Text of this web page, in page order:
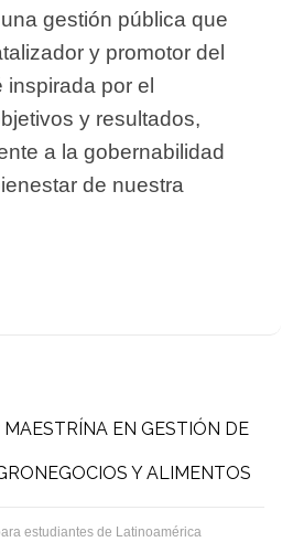
gestión pública que
y promotor del
por el
y resultados,
a la gobernabilidad
de nuestra
MAESTRÍNA EN GESTIÓN DE
Y ALIMENTOS
estudiantes de Latinoamérica